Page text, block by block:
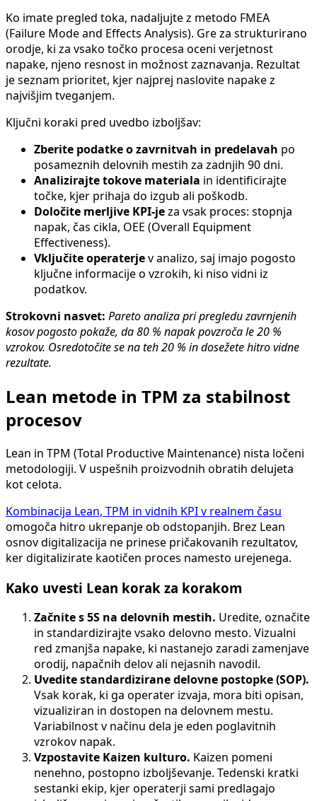
Ko imate pregled toka, nadaljujte z metodo FMEA
(Failure Mode and Effects Analysis). Gre za strukturirano
orodje, ki za vsako točko procesa oceni verjetnost
napake, njeno resnost in možnost zaznavanja. Rezultat
je seznam prioritet, kjer najprej naslovite napake z
najvišjim tveganjem.
Ključni koraki pred uvedbo izboljšav:
Zberite podatke o zavrnitvah in predelavah po
posameznih delovnih mestih za zadnjih 90 dni.
Analizirajte tokove materiala in identificirajte
točke, kjer prihaja do izgub ali poškodb.
Določite merljive KPI-jeza vsak proces: stopnja
napak, čas cikla, OEE (Overall Equipment
Effectiveness).
Vključite operaterjev analizo, saj imajo pogosto
ključne informacije o vzrokih, ki niso vidni iz
podatkov.
Strokovni nasvet: Pareto analiza pri pregledu zavrnjenih
kosov pogosto pokaže, da 80 % napak povzroča le 20 %
vzrokov. Osredotočite se na teh 20 % in dosežete hitro vidne
rezultate.
Lean metode in TPM za stabilnost
procesov
Lean in TPM (Total Productive Maintenance) nista ločeni
metodologiji. V uspešnih proizvodnih obratih delujeta
kot celota.
Kombinacija Lean, TPM in vidnih KPI v realnem času
omogoča hitro ukrepanje ob odstopanjih. Brez Lean
osnov digitalizacija ne prinese pričakovanih rezultatov,
ker digitalizirate kaotičen proces namesto urejenega.
Kako uvesti Lean korak za korakom
Začnite s 5S na delovnih mestih. Uredite, označite
in standardizirajte vsako delovno mesto. Vizualni
red zmanjša napake, ki nastanejo zaradi zamenjave
orodij, napačnih delov ali nejasnih navodil.
Uvedite standardizirane delovne postopke (SOP).
Vsak korak, ki ga operater izvaja, mora biti opisan,
vizualiziran in dostopen na delovnem mestu.
Variabilnost v načinu dela je eden poglavitnih
vzrokov napak.
Vzpostavite Kaizen kulturo. Kaizen pomeni
nenehno, postopno izboljševanje. Tedenski kratki
sestanki ekip, kjer operaterji sami predlagajo